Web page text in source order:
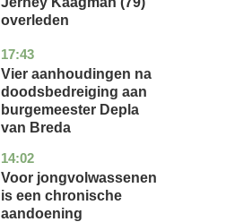
overleden
17:43
noord-
brabant
nieuws
Vier aanhoudingen na
doodsbedreiging aan
burgemeester Depla
van Breda
14:02
utrecht
gezondheid
Voor jongvolwassenen
is een chronische
aandoening